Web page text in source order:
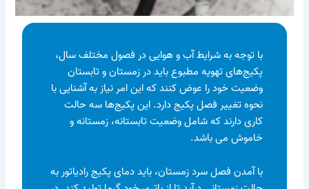
با توجه به شرایط آب و هوایی در فصول مختلف سال،
پکیج‌های تهویه مطبوع باید در زمستان و تابستان
وضعیت خود را عوض کنند که این امر نیاز به آشنایی با
نحوه تغییر فصل پکیج دارد. این پکیج‌ها سه حالت
کاری دارند که شامل وضعیت تابستانه، زمستانه و
خاموش می باشد.
با آمدن فصل سرد زمستان، باید دمای پکیج رادیاتور به